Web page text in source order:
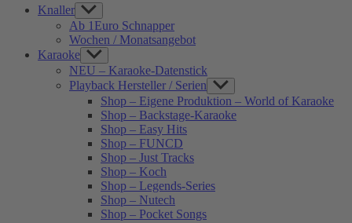
Knaller Show
sub
menu
Ab 1Euro Schnapper
Wochen / Monatsangebot
Karaoke Show
sub
menu
NEU – Karaoke-Datenstick
Playback Hersteller / Serien Show
sub
menu
Shop – Eigene Produktion – World of Karaoke
Shop – Backstage-Karaoke
Shop – Easy Hits
Shop – FUNCD
Shop – Just Tracks
Shop – Koch
Shop – Legends-Series
Shop – Nutech
Shop – Pocket Songs